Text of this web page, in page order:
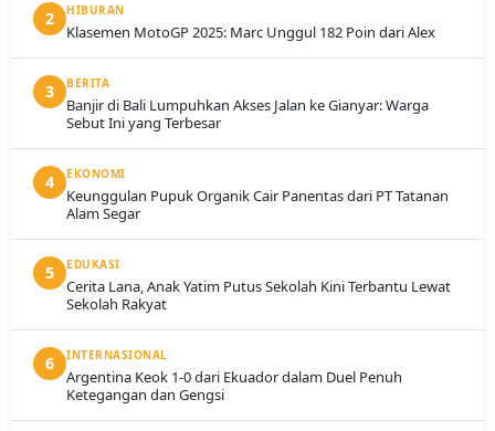
2 HIBURAN
Klasemen MotoGP 2025: Marc Unggul 182 Poin dari Alex
3 BERITA
Banjir di Bali Lumpuhkan Akses Jalan ke Gianyar: Warga
Sebut Ini yang Terbesar
4 EKONOMI
Keunggulan Pupuk Organik Cair Panentas dari PT Tatanan
Alam Segar
5 EDUKASI
Cerita Lana, Anak Yatim Putus Sekolah Kini Terbantu Lewat
Sekolah Rakyat
6 INTERNASIONAL
Argentina Keok 1-0 dari Ekuador dalam Duel Penuh
Ketegangan dan Gengsi